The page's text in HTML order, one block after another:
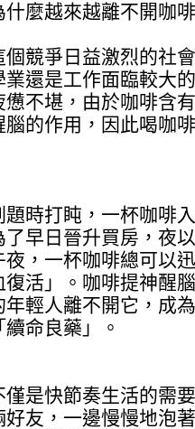
什麼越來越離不開咖
個競爭日益激烈的社
業還是工作面臨較大
憊不堪，由於咖啡含
腦的作用，因此喝咖
題時打盹，一杯咖啡
了早日晉升買房，夜
夜，一杯咖啡總可以
復活」。咖啡提神醒
年輕人離不開它，成
命良藥」。
僅是快節奏生活的需
好友，一邊慢慢地泡